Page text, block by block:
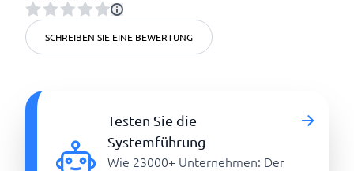
SCHREIBEN SIE EINE BEWERTUNG
Testen Sie die
Systemführung
Wie 23000+ Unternehmen: Der